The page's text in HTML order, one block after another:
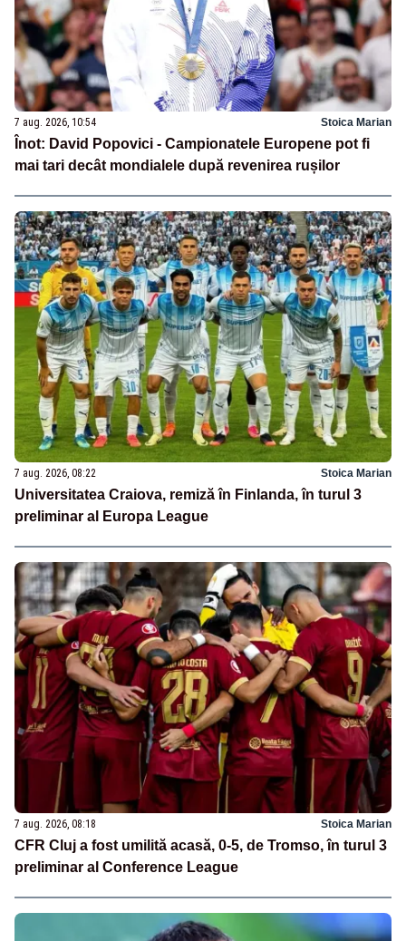
7 aug. 2026, 10:54 Stoica Marian
Înot: David Popovici - Campionatele Europene pot fi
mai tari decât mondialele după revenirea rușilor
7 aug. 2026, 08:22 Stoica Marian
Universitatea Craiova, remiză în Finlanda, în turul 3
preliminar al Europa League
7 aug. 2026, 08:18 Stoica Marian
CFR Cluj a fost umilită acasă, 0-5, de Tromso, în turul 3
preliminar al Conference League